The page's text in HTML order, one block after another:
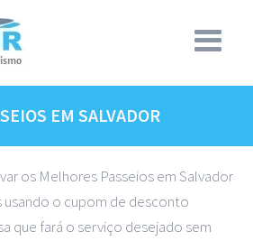
EM SALVADOR
os Melhores Passeios em Salvador
o cupom de desconto
que fará o serviço desejado sem